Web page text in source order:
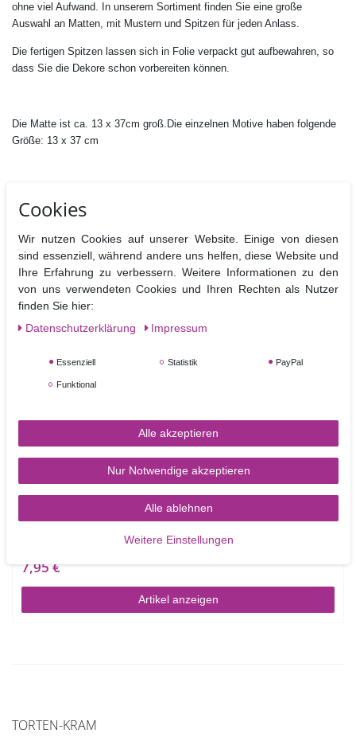
ohne viel Aufwand. In unserem Sortiment finden Sie eine große
Auswahl an Matten, mit Mustern und Spitzen für jeden Anlass.
Die fertigen Spitzen lassen sich in Folie verpackt gut aufbewahren, so
dass Sie die Dekore schon vorbereiten können.
Die Matte ist ca. 13 x 37cm groß.Die einzelnen Motive haben folgende
Größe: 13 x 37 cm
Ähnliche Artikel
Decora Winkelpalette mit runder Spitze, 24 cm
7,95 €
Artikel anzeigen
TORTEN-KRAM
Cookies
Wir nutzen Cookies auf unserer Website. Einige von diesen
sind essenziell, während andere uns helfen, diese Website und
Ihre Erfahrung zu verbessern. Weitere Informationen zu den
von uns verwendeten Cookies und Ihren Rechten als Nutzer
finden Sie hier:
Daten­schutz­erklärung
Impressum
Essenziell Statistik PayPal
Funktional
Alle akzeptieren
Nur Notwendige akzeptieren
Alle ablehnen
Weitere Einstellungen